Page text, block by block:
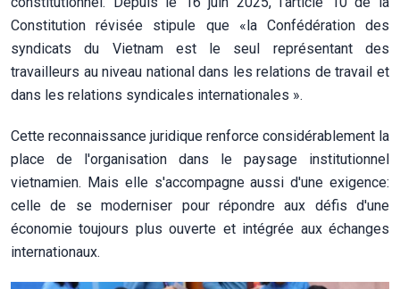
Constitution révisée stipule que «la Confédération des
syndicats du Vietnam est le seul représentant des
travailleurs au niveau national dans les relations de travail et
dans les relations syndicales internationales ».
Cette reconnaissance juridique renforce considérablement la
place de l'organisation dans le paysage institutionnel
vietnamien. Mais elle s'accompagne aussi d'une exigence:
celle de se moderniser pour répondre aux défis d'une
économie toujours plus ouverte et intégrée aux échanges
internationaux.